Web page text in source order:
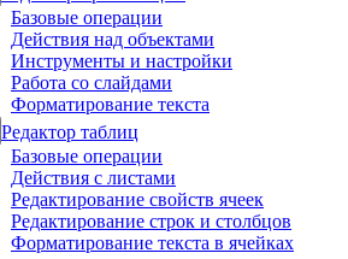
Базовые операции
Действия над объектами
Инструменты и настройки
Работа со слайдами
Форматирование текста
Редактор таблиц
Базовые операции
Действия с листами
Редактирование свойств ячеек
Редактирование строк и столбцов
Форматирование текста в ячейках